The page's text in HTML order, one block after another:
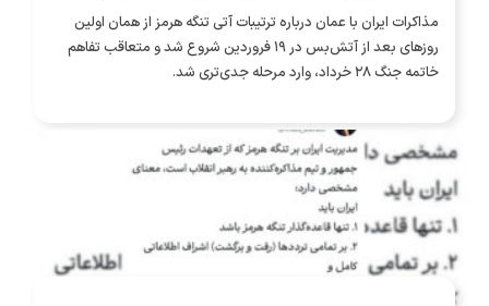
مذاکرات ایران با عمان درباره ترتیبات آتی تنگه هرمز از همان اولین
روزهای بعد از آتش‌بس در ۱۹ فروردین شروع شد و متعاقب تفاهم
خاتمه جنگ ۲۸ خرداد، وارد مرحله جدی‌تری شد.